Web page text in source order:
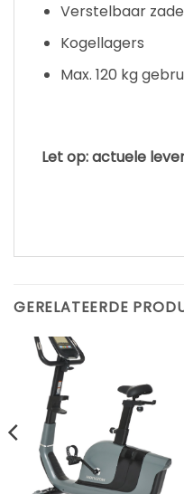
Verstelbaar
Kogellagers
Max. 120 kg
Let op: actuele
GERELATEERDE